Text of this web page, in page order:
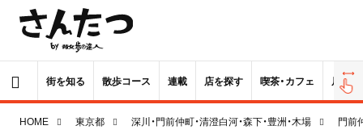
街を知る 散歩コース 連載 店を探す 喫茶・カフェ 居酒屋
HOME 東京都 深川・門前仲町・清澄白河・森下・豊洲・木場
門前